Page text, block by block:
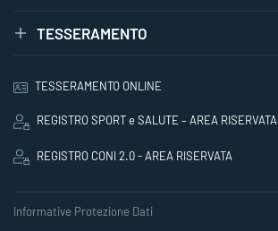
TESSERAMENTO
TESSERAMENTO ONLINE
REGISTRO SPORT e SALUTE – AREA RISERVATA
REGISTRO CONI 2.0 - AREA RISERVATA
Informative Protezione Dati